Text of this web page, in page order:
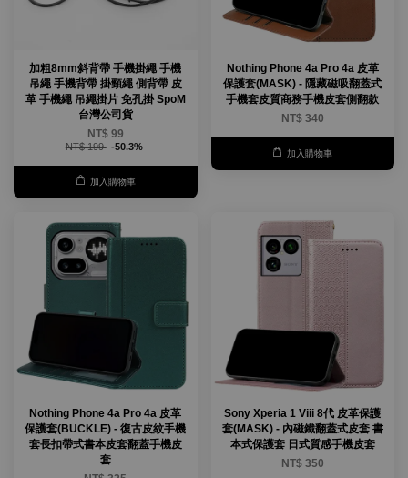
加粗8mm斜背帶 手機掛繩 手機
吊繩 手機背帶 掛頸繩 側背帶 皮
革 手機繩 吊繩掛片 免孔掛 SpoM
台灣公司貨
NT$ 99
NT$ 199 -50.3%
加入購物車
Nothing Phone 4a Pro 4a 皮革
保護套(MASK) - 隱藏磁吸翻蓋式
手機套皮質商務手機皮套側翻款
NT$ 340
加入購物車
Nothing Phone 4a Pro 4a 皮革
保護套(BUCKLE) - 復古皮紋手機
套長扣帶式書本皮套翻蓋手機皮
套
Sony Xperia 1 Viii 8代 皮革保護
套(MASK) - 內磁鐵翻蓋式皮套 書
本式保護套 日式質感手機皮套
NT$ 350